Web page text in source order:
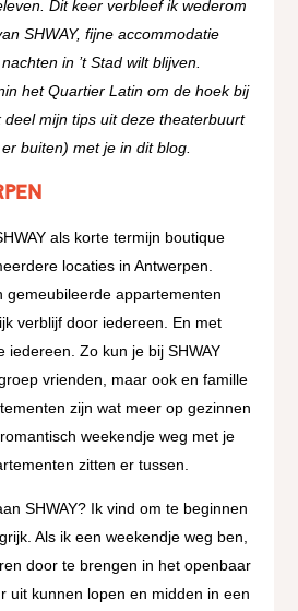
Dit keer verbleef ik wederom
SHWAY, fijne accommodatie
in ’t Stad wilt blijven.
het Quartier Latin om de hoek bij
deel mijn tips uit deze theaterbuurt
buiten) met je in dit blog.
als korte termijn boutique
locaties in Antwerpen.
gemeubileerde appartementen
verblijf door iedereen. En met
iedereen. Zo kun je bij SHWAY
vrienden, maar ook en famille
zijn wat meer op gezinnen
weekendje weg met je
zitten er tussen.
SHWAY? Ik vind om te beginnen
Als ik een weekendje weg ben,
door te brengen in het openbaar
uit kunnen lopen en midden in een